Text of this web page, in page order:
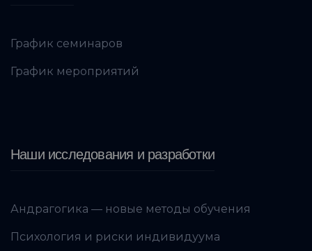
График семинаров
График мероприятий
Наши исследования и разработки
Андрагогика — новые методы обучения
Психология и риски индивидуума